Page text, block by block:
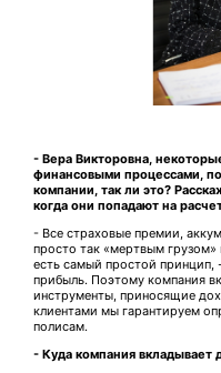
- Вера Викторовна,
финансовыми процессами,
компании, так ли это?
когда они попадают на
- Все страховые премии,
просто так «мертвым грузом»
есть самый простой
прибыль. Поэтому компания
инструменты, приносящие
клиентами мы гарантируем
полисам.
- Куда компания вкладывает